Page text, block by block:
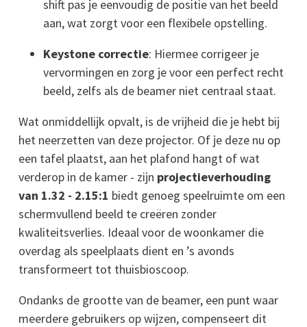
shift pas je eenvoudig de positie van het beeld
aan, wat zorgt voor een flexibele opstelling.
Keystone correctie: Hiermee corrigeer je
vervormingen en zorg je voor een perfect recht
beeld, zelfs als de beamer niet centraal staat.
Wat onmiddellijk opvalt, is de vrijheid die je hebt bij
het neerzetten van deze projector. Of je deze nu op
een tafel plaatst, aan het plafond hangt of wat
verderop in de kamer - zijn projectieverhouding
van 1.32 - 2.15:1 biedt genoeg speelruimte om een
schermvullend beeld te creëren zonder
kwaliteitsverlies. Ideaal voor de woonkamer die
overdag als speelplaats dient en ’s avonds
transformeert tot thuisbioscoop.
Ondanks de grootte van de beamer, een punt waar
meerdere gebruikers op wijzen, compenseert dit